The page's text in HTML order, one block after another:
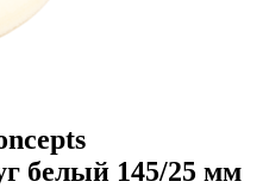
белый 145/25 мм